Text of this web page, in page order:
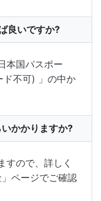
良いですか?
本国パスポー
ド不可) 」の中か
かかりますか?
すので、詳しく
ページでご確認